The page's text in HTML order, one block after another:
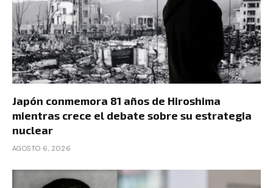
Japón conmemora 81 años de Hiroshima
mientras crece el debate sobre su estrategia
nuclear
AGOSTO 6, 2026